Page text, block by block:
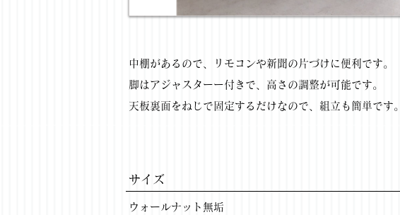
中棚があるので、リモコンや新聞の片づけに便利です。
脚はアジャスターー付きで、高さの調整が可能です。
天板裏面をねじで固定するだけなので、組立も簡単です。
サイズ
ウォールナット無垢